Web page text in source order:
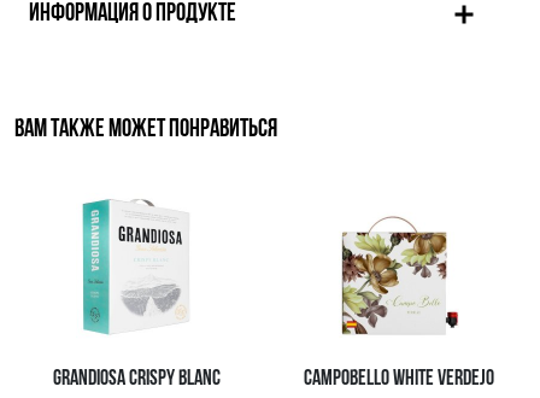
ИНФОРМАЦИЯ О ПРОДУКТЕ
ВАМ ТАКЖЕ МОЖЕТ ПОНРАВИТЬСЯ
GRANDIOSA CRISPY BLANC CAMPOBELLO WHITE VERDEJO